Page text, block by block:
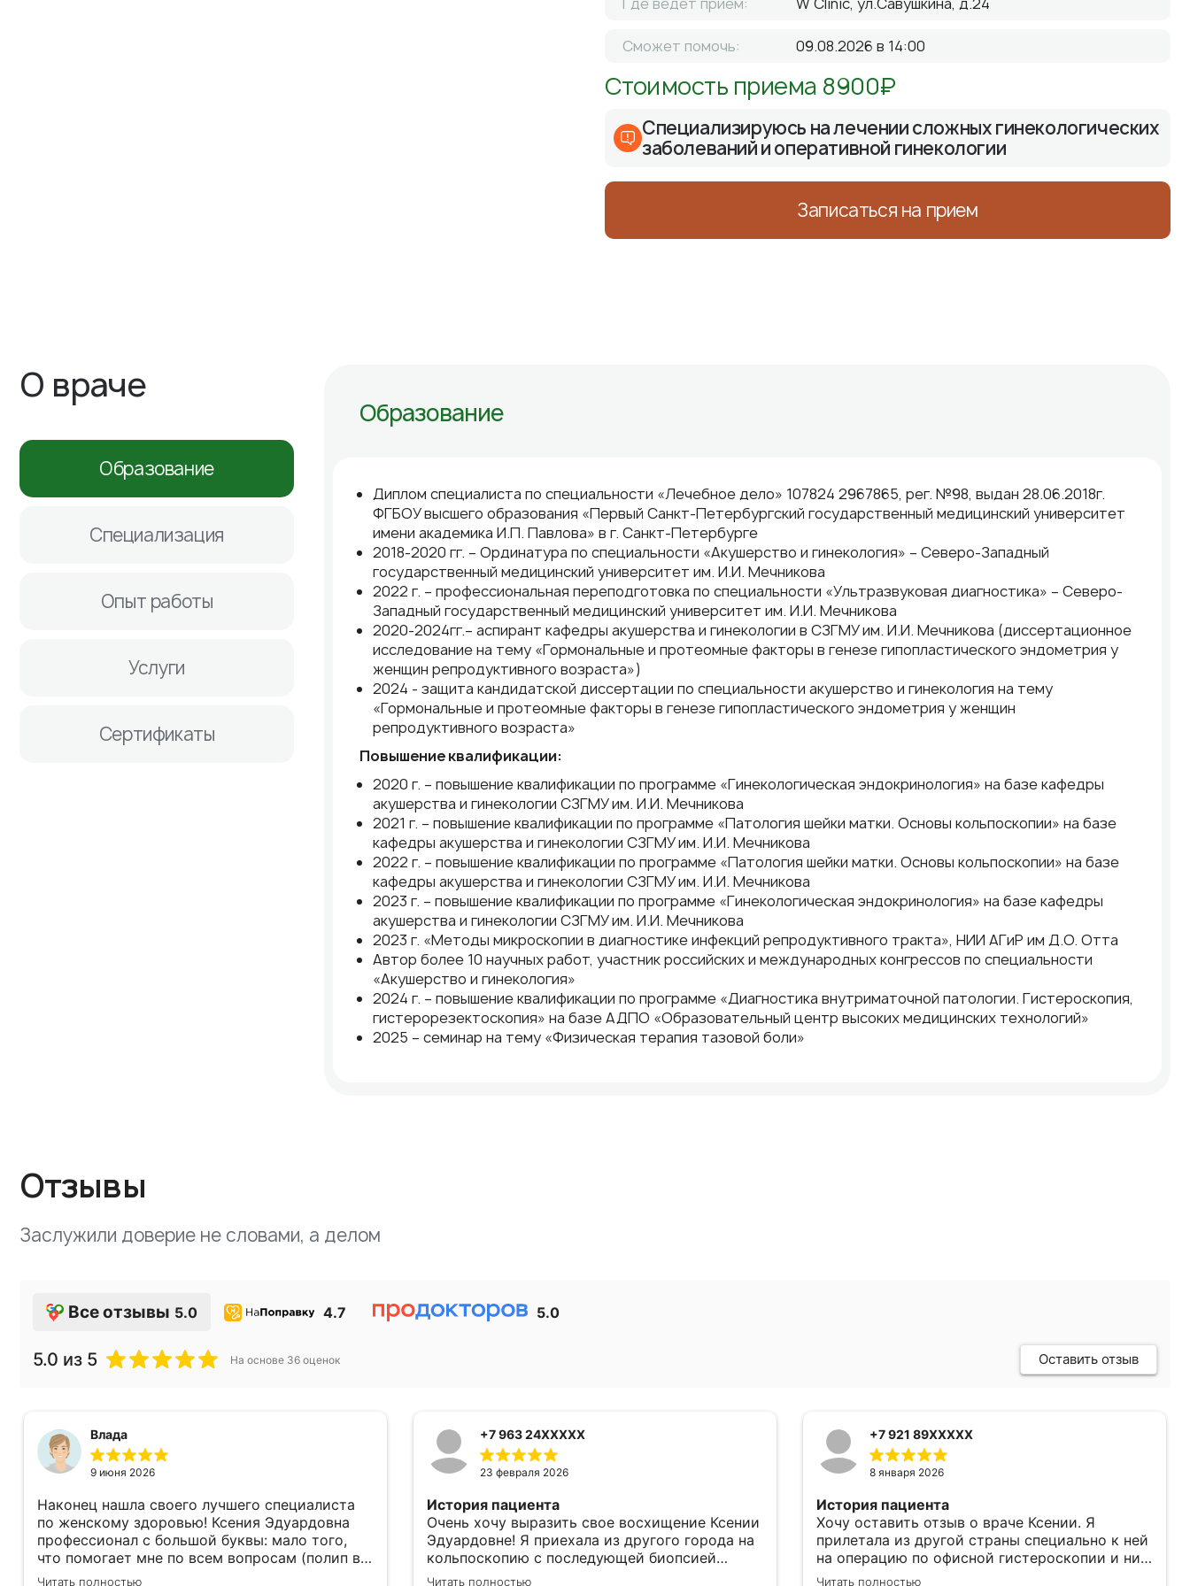
Сможет помочь: 09.08.2026 в 14:00
Стоимость приема 8900₽
Специализируюсь на лечении сложных гинекологических
заболеваний и оперативной гинекологии
Записаться на прием
О враче
Образование
Специализация
Опыт работы
Услуги
Сертификаты
Образование
Диплом специалиста по специальности «Лечебное дело» 107824 2967865, рег. №98, выдан 28.06.2018г.
ФГБОУ высшего образования «Первый Санкт-Петербургский государственный медицинский университет
имени академика И.П. Павлова» в г. Санкт-Петербурге
2018-2020 гг. – Ординатура по специальности «Акушерство и гинекология» – Северо-Западный
государственный медицинский университет им. И.И. Мечникова
2022 г. – профессиональная переподготовка по специальности «Ультразвуковая диагностика» – Северо-
Западный государственный медицинский университет им. И.И. Мечникова
2020-2024гг.– аспирант кафедры акушерства и гинекологии в СЗГМУ им. И.И. Мечникова (диссертационное
исследование на тему «Гормональные и протеомные факторы в генезе гипопластического эндометрия у
женщин репродуктивного возраста»)
2024 - защита кандидатской диссертации по специальности акушерство и гинекология на тему
«Гормональные и протеомные факторы в генезе гипопластического эндометрия у женщин
репродуктивного возраста»
Повышение квалификации:
2020 г. – повышение квалификации по программе «Гинекологическая эндокринология» на базе кафедры
акушерства и гинекологии СЗГМУ им. И.И. Мечникова
2021 г. – повышение квалификации по программе «Патология шейки матки. Основы кольпоскопии» на базе
кафедры акушерства и гинекологии СЗГМУ им. И.И. Мечникова
2022 г. – повышение квалификации по программе «Патология шейки матки. Основы кольпоскопии» на базе
кафедры акушерства и гинекологии СЗГМУ им. И.И. Мечникова
2023 г. – повышение квалификации по программе «Гинекологическая эндокринология» на базе кафедры
акушерства и гинекологии СЗГМУ им. И.И. Мечникова
2023 г. «Методы микроскопии в диагностике инфекций репродуктивного тракта», НИИ АГиР им Д.О. Отта
Автор более 10 научных работ, участник российских и международных конгрессов по специальности
«Акушерство и гинекология»
2024 г. – повышение квалификации по программе «Диагностика внутриматочной патологии. Гистероскопия,
гистерорезектоскопия» на базе АДПО «Образовательный центр высоких медицинских технологий»
2025 – семинар на тему «Физическая терапия тазовой боли»
Отзывы
Заслужили доверие не словами, а делом
Все отзывы 5.0 4.7 5.0
5.0 из 5 На основе 36 оценок Оставить отзыв
Влада
9 июня 2026
Наконец нашла своего лучшего специалиста
по женскому здоровью! Ксения Эдуардовна
профессионал с большой буквы: мало того,
что помогает мне по всем вопросам (полип в
матке, подозрение на укороченность шейки и
Читать полностью
+7 963 24XXXXX
23 февраля 2026
История пациента
Очень хочу выразить свое восхищение Ксении
Эдуардовне! Я приехала из другого города на
кольпоскопию​ с последующей биопсией
шейки матки​. Зная все нюансы, все равно
Читать полностью
+7 921 89XXXXX
8 января 2026
История пациента
Хочу оставить отзыв о враче Ксении. Я
прилетала из другой страны специально к ней
на операцию по офисной гистероскопии​ и ни
разу не пожалела о своём решении. Операция
Читать полностью